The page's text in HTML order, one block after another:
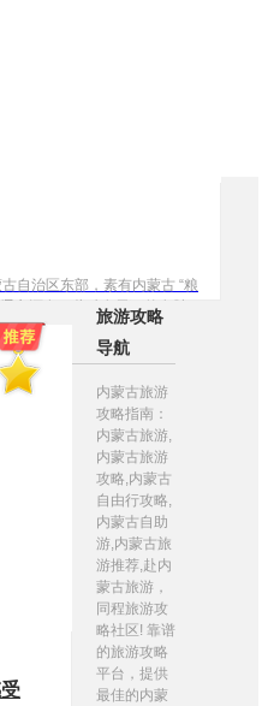
自治区东部，素有内蒙古 “粮
辽市还有一些驰名天下的名胜古
海奇观”——大青沟自然保护
沙漠水库——莫力庙水库，
麦饭石。
旅游攻略
导航
内蒙古旅游
攻略指南：
内蒙古旅游,
内蒙古旅游
攻略,内蒙古
自由行攻略,
内蒙古自助
游,内蒙古旅
游推荐,赴内
蒙古旅游，
同程旅游攻
略社区! 靠谱
的旅游攻略
平台，提供
最佳的内蒙